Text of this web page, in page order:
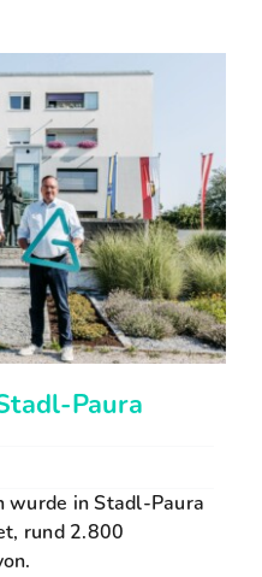
Paura
wurde in Stadl-Paura
rund 2.800